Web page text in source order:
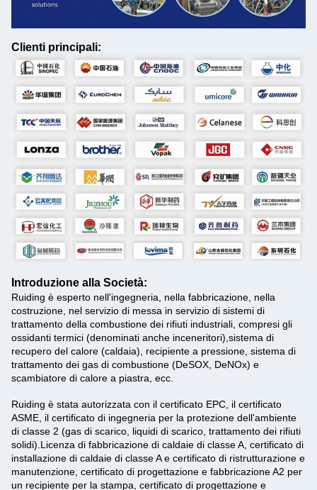
Clienti principali:
Introduzione alla Società:
Ruiding è esperto nell'ingegneria, nella fabbricazione, nella
costruzione, nel servizio di messa in servizio di sistemi di
trattamento della combustione dei rifiuti industriali, compresi gli
ossidanti termici (denominati anche inceneritori),sistema di
recupero del calore (caldaia), recipiente a pressione, sistema di
trattamento dei gas di combustione (DeSOX, DeNOx) e
scambiatore di calore a piastra, ecc.
Ruiding è stata autorizzata con il certificato EPC, il certificato
ASME, il certificato di ingegneria per la protezione dell'ambiente
di classe 2 (gas di scarico, liquidi di scarico, trattamento dei rifiuti
solidi).Licenza di fabbricazione di caldaie di classe A, certificato di
installazione di caldaie di classe A e certificato di ristrutturazione e
manutenzione, certificato di progettazione e fabbricazione A2 per
un recipiente per la stampa, certificato di progettazione e